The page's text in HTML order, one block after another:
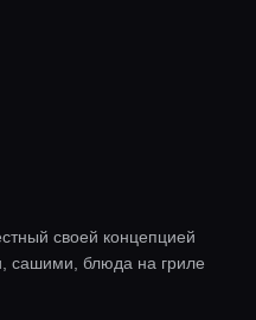
своей концепцией
сашими, блюда на гриле